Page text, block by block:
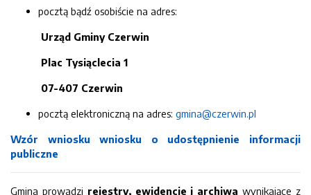
pocztą bądź osobiście na adres:
Urząd Gminy Czerwin
Plac Tysiąclecia 1
07-407 Czerwin
pocztą elektroniczną na adres: gmina@czerwin.pl
Wzór wniosku wniosku o udostępnienie informacji
publiczne
Gmina prowadzi rejestry, ewidencje i archiwa wynikające z